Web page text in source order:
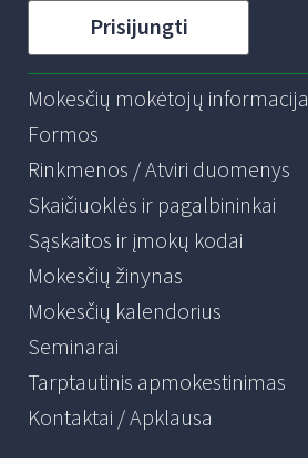
Prisijungti
Mokesčių mokėtojų informacija
Formos
Rinkmenos / Atviri duomenys
Skaičiuoklės ir pagalbininkai
Sąskaitos ir įmokų kodai
Mokesčių žinynas
Mokesčių kalendorius
Seminarai
Tarptautinis apmokestinimas
Kontaktai / Apklausa